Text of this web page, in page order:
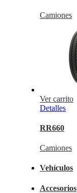
Camiones
Ver carrito
Detalles
RR660
Camiones
Vehículos
Accesorios